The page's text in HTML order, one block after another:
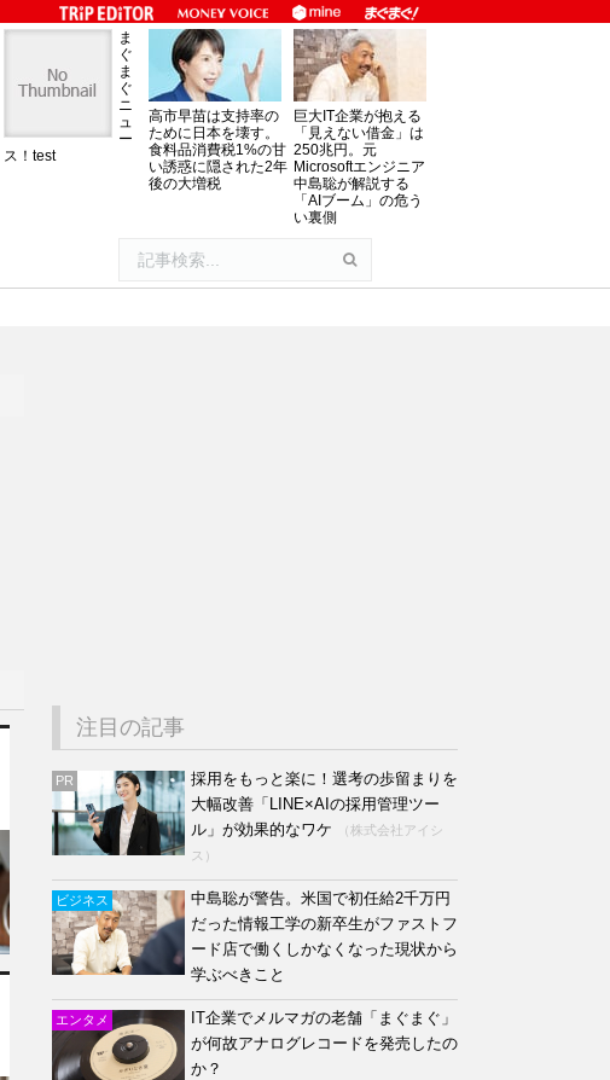
ま
ぐ
ま
ぐ
ニ
ュ
ー
ス！test
高市早苗は支持率の
ために日本を壊す。
食料品消費税1%の甘
い誘惑に隠された2年
後の大増税
巨大IT企業が抱える
「見えない借金」は
250兆円。元
Microsoftエンジニア
中島聡が解説する
「AIブーム」の危う
い裏側
注目の記事
PR
採用をもっと楽に！選考の歩留まりを
大幅改善「LINE×AIの採用管理ツー
ル」が効果的なワケ
（株式会社アイシ
ス）
ビジネス
中島聡が警告。米国で初任給2千万円
だった情報工学の新卒生がファストフ
ード店で働くしかなくなった現状から
学ぶべきこと
エンタメ
IT企業でメルマガの老舗「まぐまぐ」
が何故アナログレコードを発売したの
か？